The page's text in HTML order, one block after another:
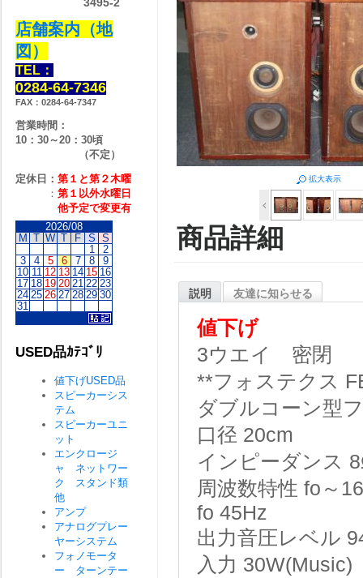
拡大表示
商品詳細
説明 友達に知らせる
値下げ
3ウエイ 密閉
**フォステクス
ダブルコーン型
口径 20cm
インピーダンス
周波数特性 fo～
fo 45Hz
出力音圧レベル
入力 30W(Music)
店舗案内（地
図）
TEL：
0284-64-7346
FAX：0284-64-7347
営業時間：
10：30～20：30頃
（不定）
定休日： 第１と第２木曜
： 第１以外水曜日
他予定で変更有
2026/08
M T W T F S S
1
2
3
4 5 6 7 8
9
10 11 12 13 14 15 16
17 18 19 20 21 22 23
24 25 26 27 28 29 30
31
USED品ｶﾃｺﾞﾘ
値下げUSED品
スピーカーシス
テム
スピーカーユニ
ット
エンクロージ
ャ ネットワー
ク スタンド類
他
アンプ
アナログプレー
ヤーシステム
フォノモータ
ー ターンテー